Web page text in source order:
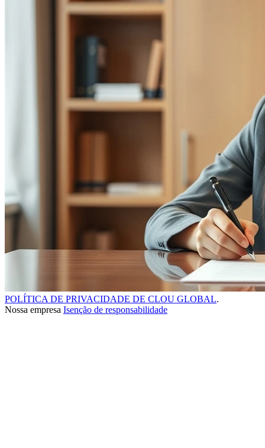
POLÍTICA DE PRIVACIDADE DE CLOU GLOBAL.
Nossa empresa Isenção de responsabilidade